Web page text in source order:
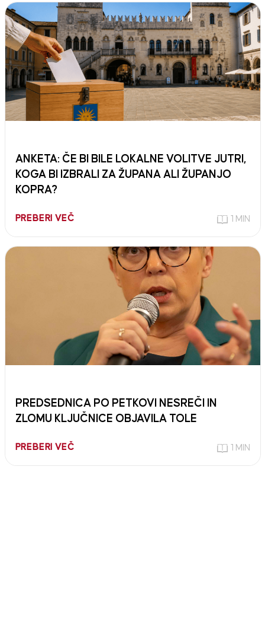
ANKETA: ČE BI BILE LOKALNE VOLITVE JUTRI,
KOGA BI IZBRALI ZA ŽUPANA ALI ŽUPANJO
KOPRA?
PREBERI VEČ 1 MIN
PREDSEDNICA PO PETKOVI NESREČI IN
ZLOMU KLJUČNICE OBJAVILA TOLE
PREBERI VEČ 1 MIN